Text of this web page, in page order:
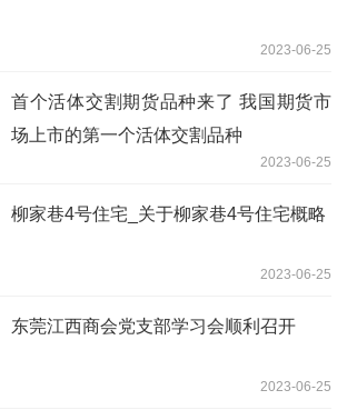
2023-06-25
首个活体交割期货品种来了 我国期货市
场上市的第一个活体交割品种
2023-06-25
柳家巷4号住宅_关于柳家巷4号住宅概略
2023-06-25
东莞江西商会党支部学习会顺利召开
2023-06-25